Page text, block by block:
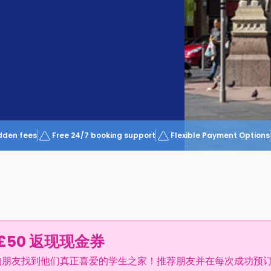
fees Free 24/7 booking support Flexible Payment Options
返现现金券
友找到他们真正喜爱的学生之家！推荐朋友并在每次成功预